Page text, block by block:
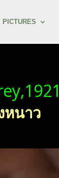
PICTURES
หนาว